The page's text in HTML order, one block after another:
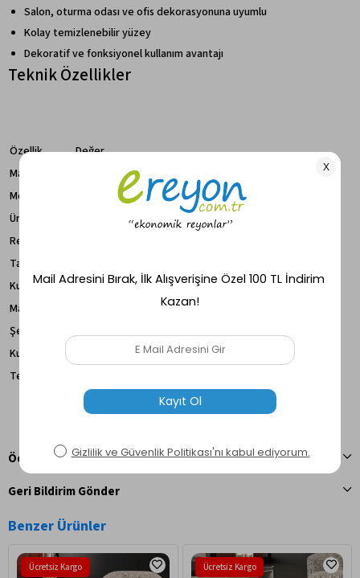
Salon, oturma odası ve ofis dekorasyonuna uyumlu
Kolay temizlenebilir yüzey
Dekoratif ve fonksiyonel kullanım avantajı
Teknik Özellikler
Özellik
Değer
Marka
GOLDFALEZ
Model
Ürün Tipi
Yan Sehpa / C Sehpa
Renk
Tasarım
Kullanım AlanıSalon, Oturma Odası, Ofis
Malzeme
Şekil
Kurulum
Demonte Gönderim
Temizlik
Ödeme Seçenekleri
Geri Bildirim Gönder
Benzer Ürünler
Ücretsiz Kargo Ücretsiz Kargo